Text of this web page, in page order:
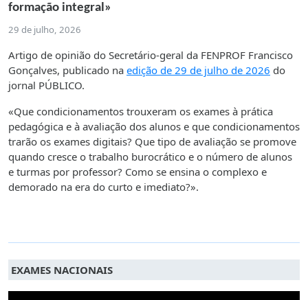
formação integral»
29 de julho, 2026
Artigo de opinião do Secretário-geral da FENPROF Francisco
Gonçalves, publicado na edição de 29 de julho de 2026 do
jornal PÚBLICO.
«Que condicionamentos trouxeram os exames à prática
pedagógica e à avaliação dos alunos e que condicionamentos
trarão os exames digitais? Que tipo de avaliação se promove
quando cresce o trabalho burocrático e o número de alunos
e turmas por professor? Como se ensina o complexo e
demorado na era do curto e imediato?».
EXAMES NACIONAIS